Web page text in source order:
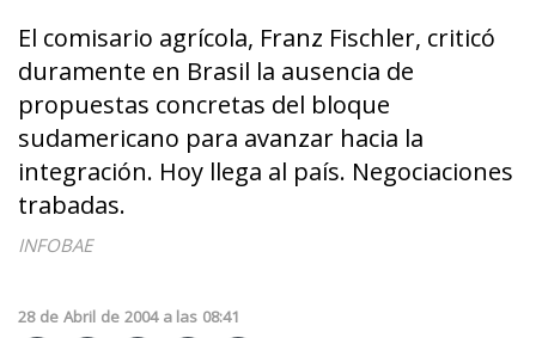
El comisario agrícola, Franz Fischler, criticó
duramente en Brasil la ausencia de
propuestas concretas del bloque
sudamericano para avanzar hacia la
integración. Hoy llega al país. Negociaciones
trabadas.
INFOBAE
28 de Abril de 2004 a las 08:41